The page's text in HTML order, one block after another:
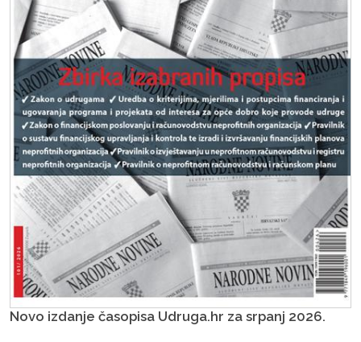
Novo izdanje časopisa Udruga.hr za srpanj 2026.